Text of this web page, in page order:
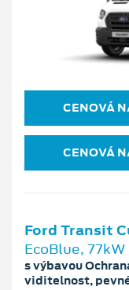
CENOVÁ
CENOVÁ
Ford Transit
EcoBlue, 77kW
s výbavou
viditelnost,